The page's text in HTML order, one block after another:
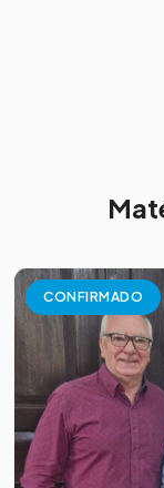
CONFIRMADO